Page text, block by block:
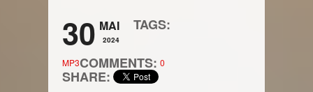
30 MAI
2024
TAGS:
MP3COMMENTS: 0
SHARE: